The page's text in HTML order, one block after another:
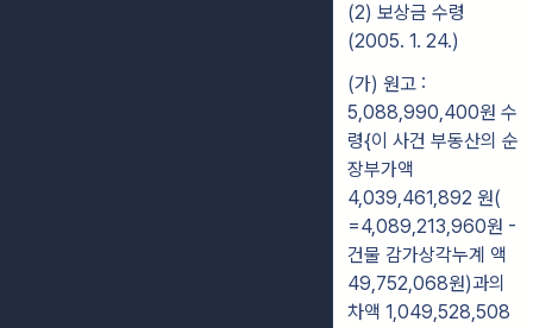
(2) 보상금 수령
(2005. 1. 24.)
(가) 원고 :
5,088,990,400원 수
령{이 사건 부동산의 순
장부가액
4,039,461,892 원(
=4,089,213,960원 -
건물 감가상각누계 액
49,752,068원)과의
차액 1,049,528,508